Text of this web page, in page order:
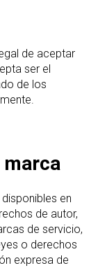
de aceptar
ser el
de los
marca
en
de autor,
de servicio,
o derechos
expresa de